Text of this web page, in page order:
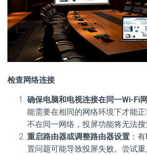
检查网络连接
确保电脑和电视连接在同一Wi-Fi
能需要在相同的网络环境下才能
不在同一网络，投屏功能将无法搜
重启路由器或调整路由器设置 ：
置问题可能导致投屏失败。尝试